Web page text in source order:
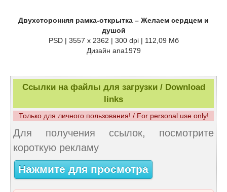
Двухсторонняя рамка-открытка – Желаем сердцем и
душой
PSD | 3557 x 2362 | 300 dpi | 112,09 Мб
Дизайн аnа1979
Ссылки на файлы для загрузки / Download
links
Только для личного пользования! / For personal use only!
Для получения ссылок, посмотрите
короткую рекламу
Нажмите для просмотра